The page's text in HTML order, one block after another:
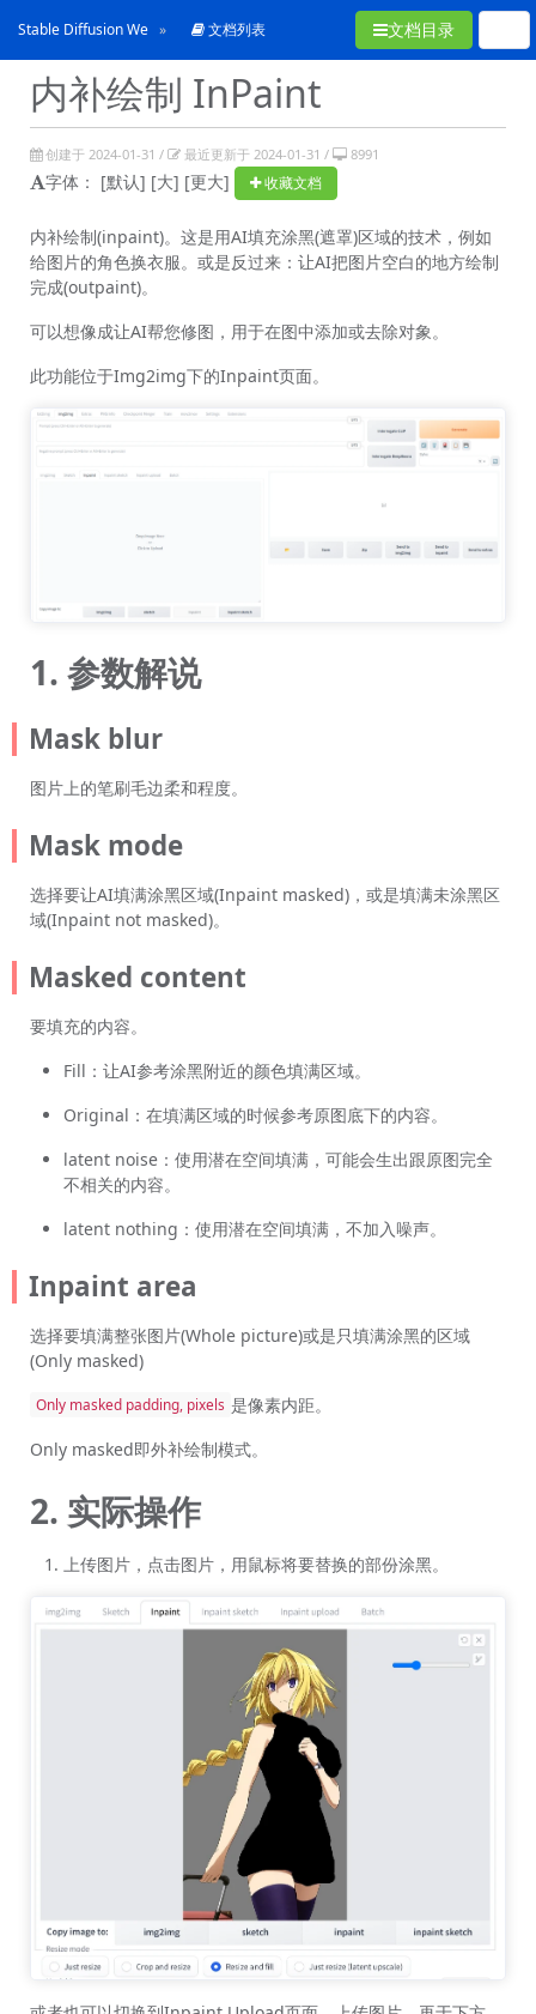
Stable Diffusion WebUI使用手冊文档列表 文档目录
内补绘制 InPaint
创建于 2024-01-31 / 最近更新于 2024-01-31 / 8991
字体： [默认] [大] [更大] 收藏文档
内补绘制(inpaint)。这是用AI填充涂黑(遮罩)区域的技术，例如
给图片的角色换衣服。或是反过来：让AI把图片空白的地方绘制
完成(outpaint)。
可以想像成让AI帮您修图，用于在图中添加或去除对象。
此功能位于Img2img下的Inpaint页面。
1. 参数解说
Mask blur
图片上的笔刷毛边柔和程度。
Mask mode
选择要让AI填满涂黑区域(Inpaint masked)，或是填满未涂黑区
域(Inpaint not masked)。
Masked content
要填充的内容。
Fill：让AI参考涂黑附近的颜色填满区域。
Original：在填满区域的时候参考原图底下的内容。
latent noise：使用潜在空间填满，可能会生出跟原图完全
不相关的内容。
latent nothing：使用潜在空间填满，不加入噪声。
Inpaint area
选择要填满整张图片(Whole picture)或是只填满涂黑的区域
(Only masked)
Only masked padding, pixels 是像素内距。
Only masked即外补绘制模式。
2. 实际操作
上传图片，点击图片，用鼠标将要替换的部份涂黑。